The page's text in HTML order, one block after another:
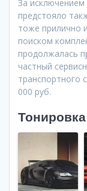
За исключением
предстояло
тоже прилично
поиском
продолжалась
частный
транспортного
000 руб.